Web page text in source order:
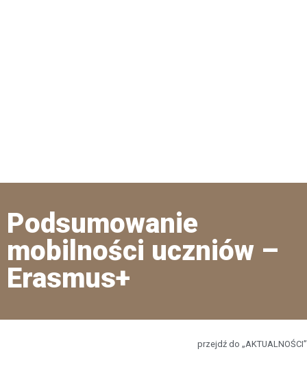
Podsumowanie
mobilności uczniów –
Erasmus+
przejdź do „AKTUALNOŚCI”